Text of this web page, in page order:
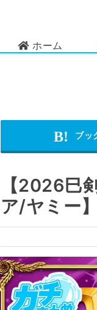
ホーム
【2026巳
ア/ヤミー】